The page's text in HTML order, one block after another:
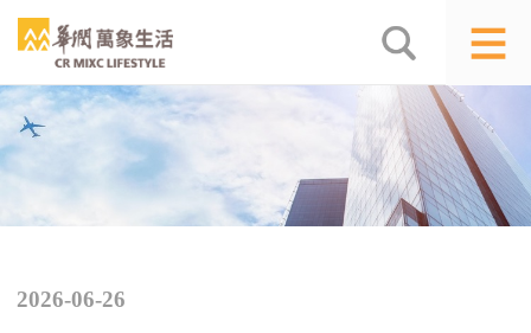
2026-06-26